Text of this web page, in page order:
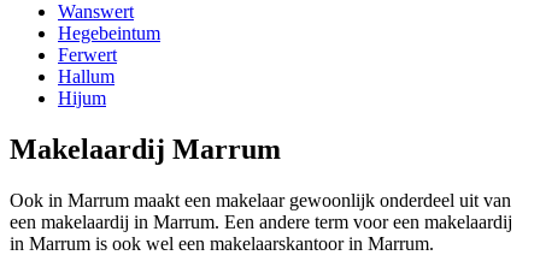
Wanswert
Hegebeintum
Ferwert
Hallum
Hijum
Makelaardij Marrum
Ook in Marrum maakt een makelaar gewoonlijk onderdeel uit van
een makelaardij in Marrum. Een andere term voor een makelaardij
in Marrum is ook wel een makelaarskantoor in Marrum.